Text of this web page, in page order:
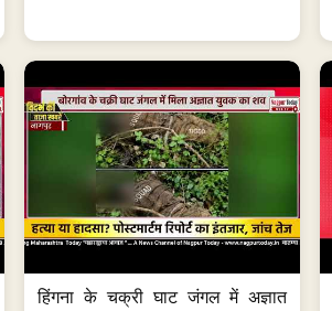
हिंगना के चक्री घाट जंगल में अज्ञात